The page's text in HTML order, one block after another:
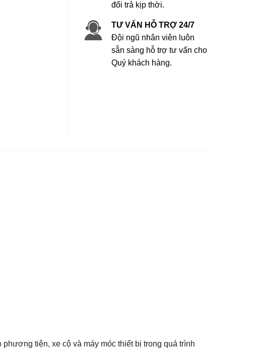
đổi trả kịp thời.
TƯ VẤN HỖ TRỢ 24/7
Đội ngũ nhân viên luôn
sẵn sàng hỗ trợ tư vấn cho
Quý khách hàng.
phương tiện, xe cộ và máy móc thiết bị trong quá trình